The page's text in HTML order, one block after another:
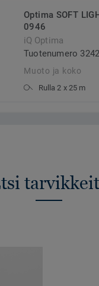
Optima SOFT
0946
iQ Optima
Tuotenumero
Muoto ja koko
Rulla 2 x 25 m